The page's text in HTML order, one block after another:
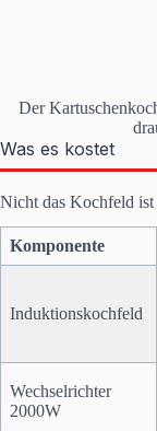
Der
Was es kostet
Nicht das Kochfeld ist
Komponente
Induktionskochfeld
Wechselrichter
2000W